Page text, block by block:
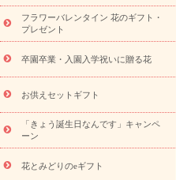
ディ胡蝶蘭・お祝い
ミディ胡
観葉植物
観葉植物 産直多
お祝い
お供え・お悔やみ 花
プチギフト（hanamore -ハナモ
キューピットのeGfit
カラー
ド
お花の種類
お祝い お祝い・3000円～
5000円～
お祝い・7000円～
悔やみ
円～
お供え・お悔やみ・
フラワーバレンタイン 花のギフト・
プレゼント
卒園卒業・入園入学祝いに贈る花
お供えセットギフト
「きょう誕生日なんです」キャンペ
ーン
花とみどりのeギフト